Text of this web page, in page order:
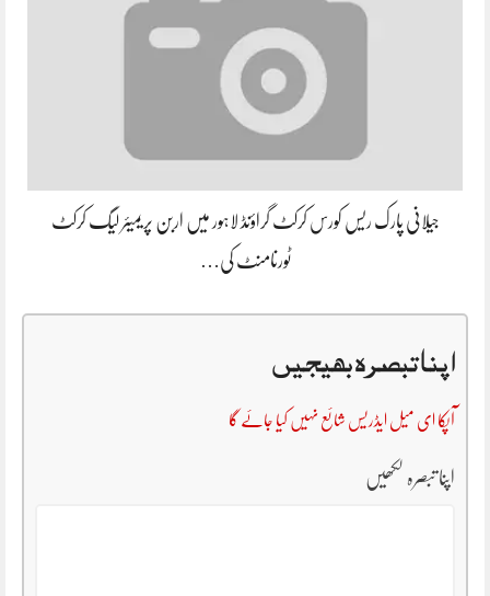
جیلانی پارک ریس کورس کرکٹ گراؤنڈ لاہور میں اربن پریمیئر لیگ کرکٹ
ٹورنامنٹ کی…
اپنا تبصرہ بھیجیں
آپکا ای میل ایڈریس شائع نہیں کیا جائے گا
اپنا تبصرہ لکھیں